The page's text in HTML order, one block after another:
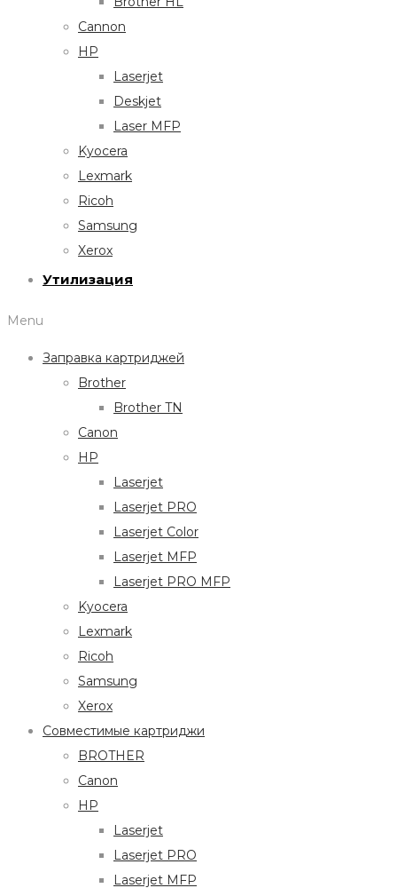
Cannon
HP
Laserjet
Deskjet
Laser MFP
Kyocera
Lexmark
Ricoh
Samsung
Xerox
Утилизация
Menu
Заправка картриджей
Brother
Brother TN
Canon
HP
Laserjet
Laserjet PRO
Laserjet Color
Laserjet MFP
Laserjet PRO MFP
Kyocera
Lexmark
Ricoh
Samsung
Xerox
Совместимые картриджи
BROTHER
Canon
HP
Laserjet
Laserjet PRO
Laserjet MFP